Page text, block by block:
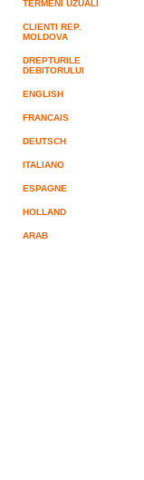
TERMENI UZUALI
CLIENTI REP.
MOLDOVA
DREPTURILE
DEBITORULUI
ENGLISH
FRANCAIS
DEUTSCH
ITALIANO
ESPAGNE
HOLLAND
ARAB